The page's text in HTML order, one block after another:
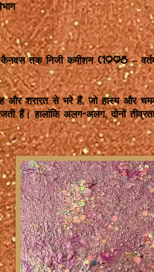
तक निजी कमीशन (1998 –
और शरारत से भरे हैं, जो हास्य और
हैं। हालांकि अलग-अलग, दोनों